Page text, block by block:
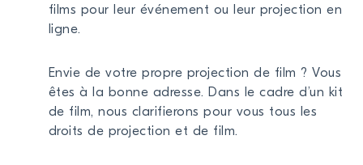
films pour leur événement ou leur projection en
ligne.
Envie de votre propre projection de film ? Vous
êtes à la bonne adresse. Dans le cadre d’un kit
de film, nous clarifierons pour vous tous les
droits de projection et de film.